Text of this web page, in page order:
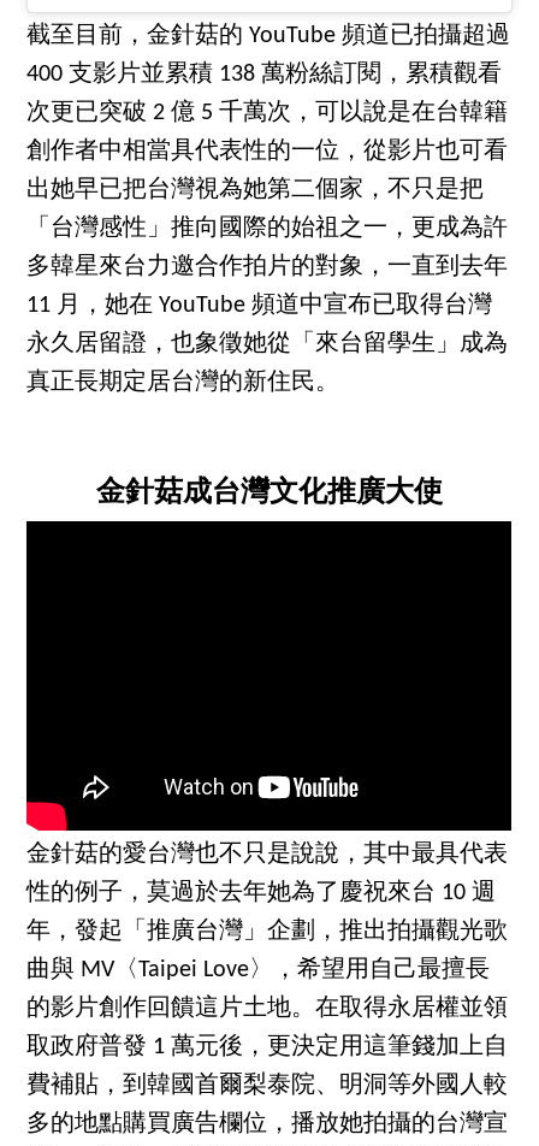
截至目前，金針菇的 YouTube 頻道已拍攝超過
400 支影片並累積 138 萬粉絲訂閱，累積觀看
次更已突破 2 億 5 千萬次，可以說是在台韓籍
創作者中相當具代表性的一位，從影片也可看
出她早已把台灣視為她第二個家，不只是把
「台灣感性」推向國際的始祖之一，更成為許
多韓星來台力邀合作拍片的對象，一直到去年
11 月，她在 YouTube 頻道中宣布已取得台灣
永久居留證，也象徵她從「來台留學生」成為
真正長期定居台灣的新住民。
金針菇成台灣文化推廣大使
金針菇的愛台灣也不只是說說，其中最具代表
性的例子，莫過於去年她為了慶祝來台 10 週
年，發起「推廣台灣」企劃，推出拍攝觀光歌
曲與 MV〈Taipei Love〉，希望用自己最擅長
的影片創作回饋這片土地。在取得永居權並領
取政府普發 1 萬元後，更決定用這筆錢加上自
費補貼，到韓國首爾梨泰院、明洞等外國人較
多的地點購買廣告欄位，播放她拍攝的台灣宣